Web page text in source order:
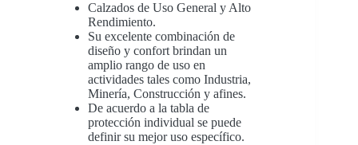
Calzados de Uso General y Alto
Rendimiento.
Su excelente combinación de
diseño y confort brindan un
amplio rango de uso en
actividades tales como Industria,
Minería, Construcción y afines.
De acuerdo a la tabla de
protección individual se puede
definir su mejor uso específico.